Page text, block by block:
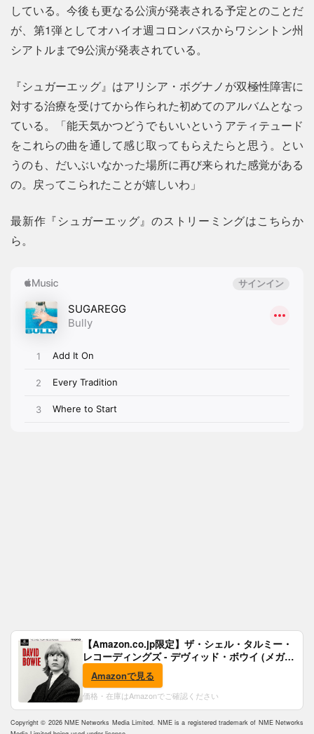
している。今後も更なる公演が発表される予定とのことだ
が、第1弾としてオハイオ週コロンバスからワシントン州
シアトルまで9公演が発表されている。
『シュガーエッグ』はアリシア・ボグナノが双極性障害に
対する治療を受けてから作られた初めてのアルバムとなっ
ている。「能天気かつどうでもいいというアティテュード
をこれらの曲を通して感じ取ってもらえたらと思う。とい
うのも、だいぶいなかった場所に再び来られた感覚がある
の。戻ってこられたことが嬉しいわ」
最新作『シュガーエッグ』のストリーミングはこちらか
ら。
【Amazon.co.jp限定】ザ・シェル・タルミー・
レコーディングズ - デヴィッド・ボウイ (メガジ
ャケ付)
Amazonで見る
価格・在庫はAmazonでご確認ください
Copyright © 2026 NME Networks Media Limited. NME is a registered trademark of NME Networks